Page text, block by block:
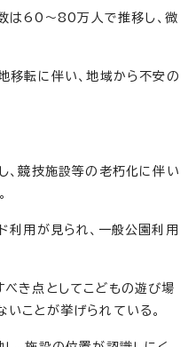
は60～80万人で推移し、微
移転に伴い、地域から不安の
競技施設等の老朽化に伴い
利用が見られ、一般公園利用
き点としてこどもの遊び場
ことが挙げられている。